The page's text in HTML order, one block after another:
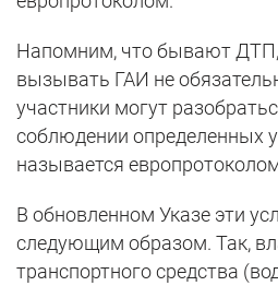
Напомним, что бывают
вызывать ГАИ не
участники могут
соблюдении определенных
называется
В обновленном Указе эти
следующим образом. Так,
транспортного средства